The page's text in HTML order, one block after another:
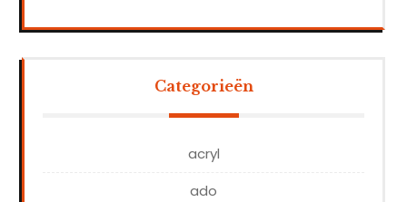
Categorieën
acryl
ado